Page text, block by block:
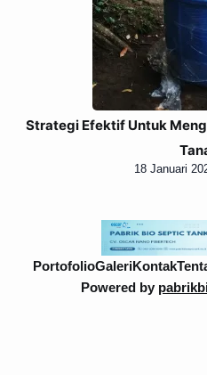
Strategi Efektif Untuk
18 Januari
PortofolioGaleriKontak
Powered by